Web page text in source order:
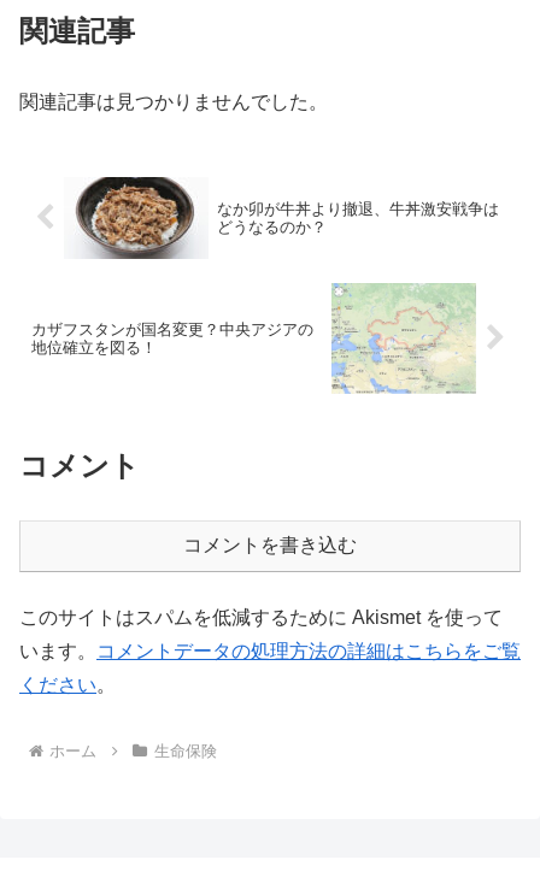
関連記事
関連記事は見つかりませんでした。
なか卯が牛丼より撤退、牛丼激安戦争は
どうなるのか？
カザフスタンが国名変更？中央アジアの
地位確立を図る！
コメント
コメントを書き込む
このサイトはスパムを低減するために Akismet を使って
います。
コメントデータの処理方法の詳細はこちらをご覧
ください。
ホーム 生命保険